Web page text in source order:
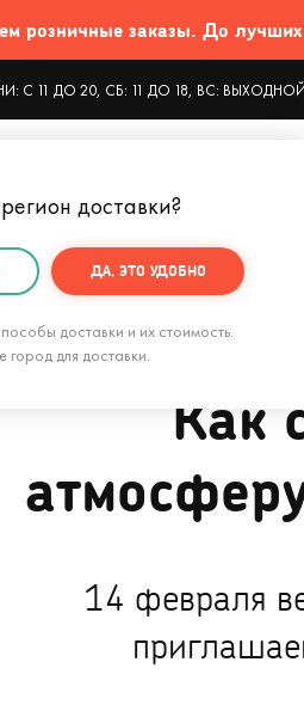
розничные заказы. До лучших
доставки?
ДА, ЭТО УДОБНО
доставки и их стоимость.
город для доставки.
С 11 ДО 20, СБ: 11 ДО 18, ВС: ВЫХОДНОЙ
КАТАЛОГ
Статьи Как создать
Как
14 февраля